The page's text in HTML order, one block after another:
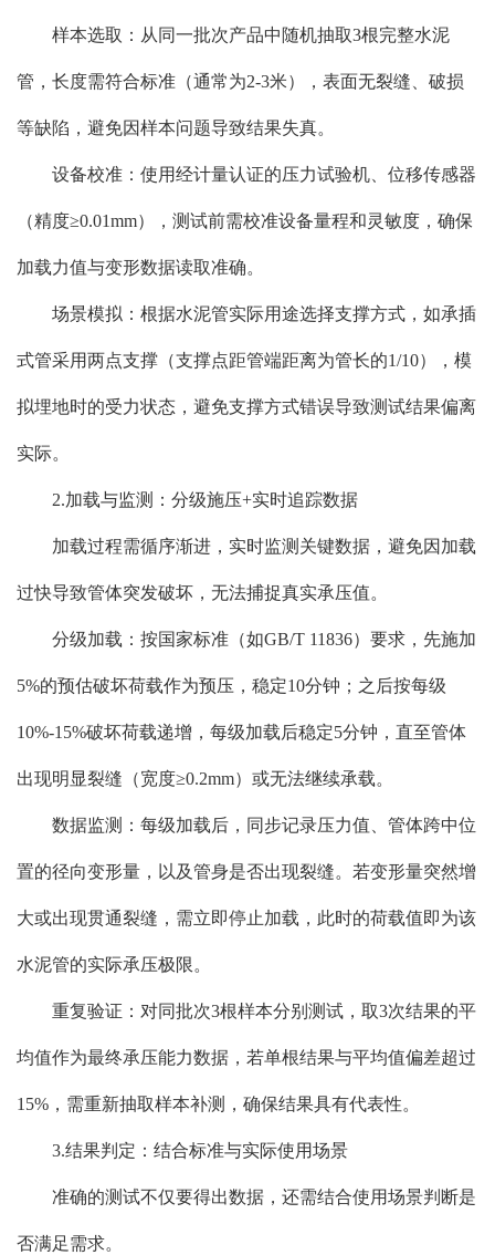
样本选取：从同一批次产品中随机抽取3根完整水泥
管，长度需符合标准（通常为2-3米），表面无裂缝、破损
等缺陷，避免因样本问题导致结果失真。
设备校准：使用经计量认证的压力试验机、位移传感器
（精度≥0.01mm），测试前需校准设备量程和灵敏度，确保
加载力值与变形数据读取准确。
场景模拟：根据水泥管实际用途选择支撑方式，如承插
式管采用两点支撑（支撑点距管端距离为管长的1/10），模
拟埋地时的受力状态，避免支撑方式错误导致测试结果偏离
实际。
2.加载与监测：分级施压+实时追踪数据
加载过程需循序渐进，实时监测关键数据，避免因加载
过快导致管体突发破坏，无法捕捉真实承压值。
分级加载：按国家标准（如GB/T 11836）要求，先施加
5%的预估破坏荷载作为预压，稳定10分钟；之后按每级
10%-15%破坏荷载递增，每级加载后稳定5分钟，直至管体
出现明显裂缝（宽度≥0.2mm）或无法继续承载。
数据监测：每级加载后，同步记录压力值、管体跨中位
置的径向变形量，以及管身是否出现裂缝。若变形量突然增
大或出现贯通裂缝，需立即停止加载，此时的荷载值即为该
水泥管的实际承压极限。
重复验证：对同批次3根样本分别测试，取3次结果的平
均值作为最终承压能力数据，若单根结果与平均值偏差超过
15%，需重新抽取样本补测，确保结果具有代表性。
3.结果判定：结合标准与实际使用场景
准确的测试不仅要得出数据，还需结合使用场景判断是
否满足需求。